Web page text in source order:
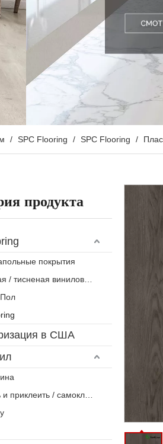
/ SPC Flooring / SPC Flooring /
продукта
покрытия
в США